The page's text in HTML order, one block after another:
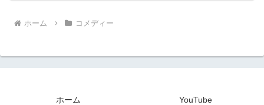
ホーム コメディー
ホーム YouTube